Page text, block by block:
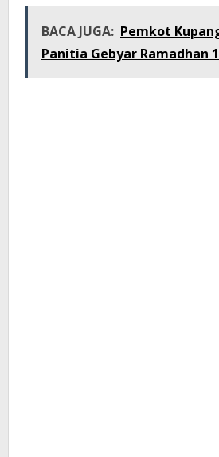
BACA JUGA: Pemkot
Panitia Gebyar Ramadhan